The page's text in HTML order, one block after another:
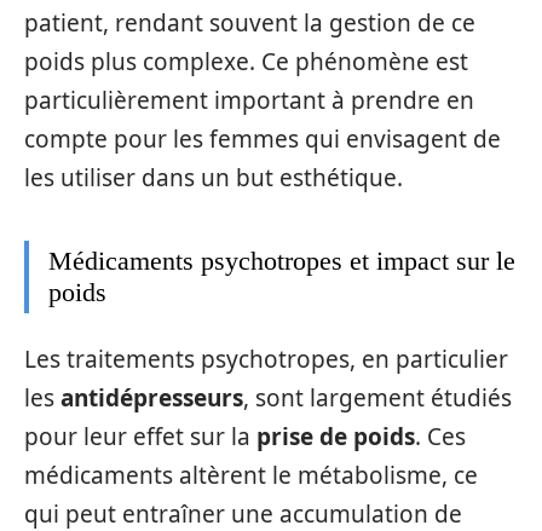
patient, rendant souvent la gestion de ce
poids plus complexe. Ce phénomène est
particulièrement important à prendre en
compte pour les femmes qui envisagent de
les utiliser dans un but esthétique.
Médicaments psychotropes et impact sur le
poids
Les traitements psychotropes, en particulier
lesantidépresseurs, sont largement étudiés
pour leur effet sur la prise de poids. Ces
médicaments altèrent le métabolisme, ce
qui peut entraîner une accumulation de